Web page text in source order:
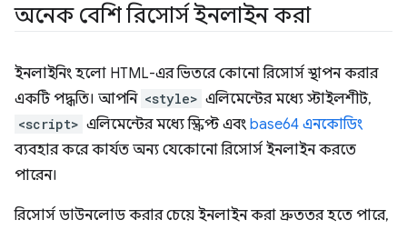
অনেক বেশি রিসোর্স ইনলাইন করা
ইনলাইনিং হলো HTML-এর ভিতরে কোনো রিসোর্স স্থাপন করার
একটি পদ্ধতি। আপনি <style> এলিমেন্টের মধ্যে স্টাইলশীট,
<script> এলিমেন্টের মধ্যে স্ক্রিপ্ট এবং base64 এনকোডিং
ব্যবহার করে কার্যত অন্য যেকোনো রিসোর্স ইনলাইন করতে
পারেন।
রিসোর্স ডাউনলোড করার চেয়ে ইনলাইন করা দ্রুততর হতে পারে,